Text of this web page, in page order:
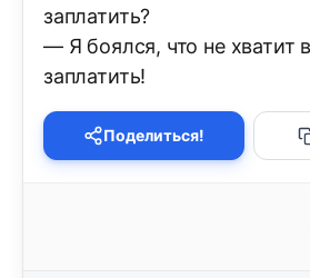
заплатить?
— Я боялся, что не хватит
заплатить!
Поделиться!